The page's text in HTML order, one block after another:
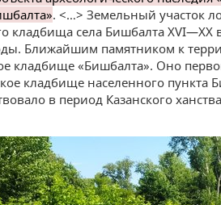
. <…> Земельный участок
кладбища села Бишбалта XVI—XX
Ближайшим памятником к
кладбище «Бишбалта». Оно
кладбище населенного пункта
в период Казанского